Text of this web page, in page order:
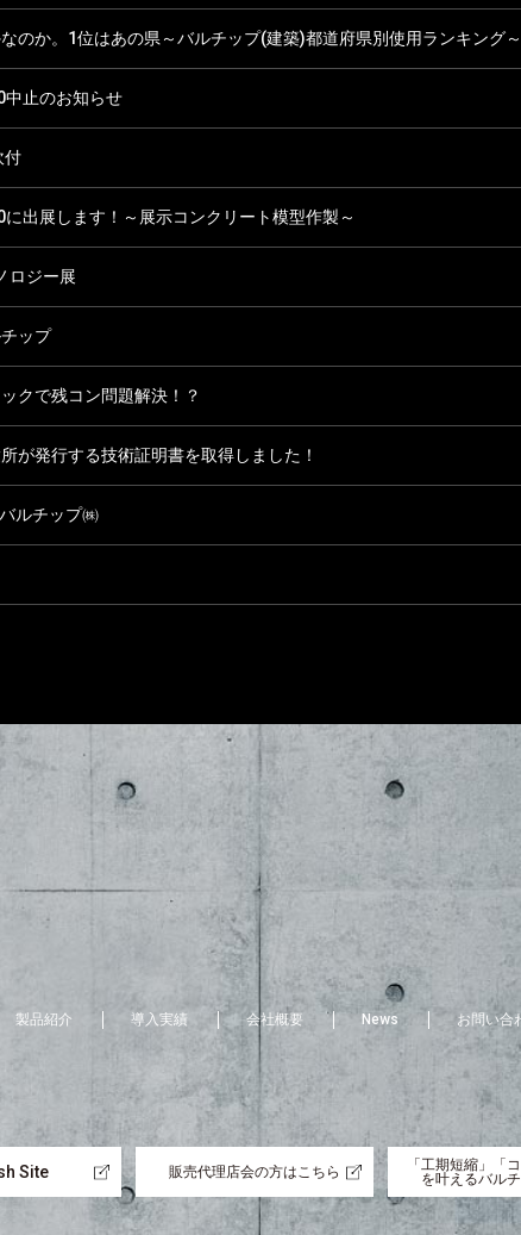
のか。1位はあの県～バルチップ(建築)都道府県別使用ランキング～
止のお知らせ
付
出展します！～展示コンクリート模型作製～
ロジー展
ップ
クで残コン問題解決！？
が発行する技術証明書を取得しました！
ルチップ㈱
製品紹介 導入実績 会社概要 News お問い合
Site 販売代理店会の方はこちら
「工期短縮」「
を叶えるバル